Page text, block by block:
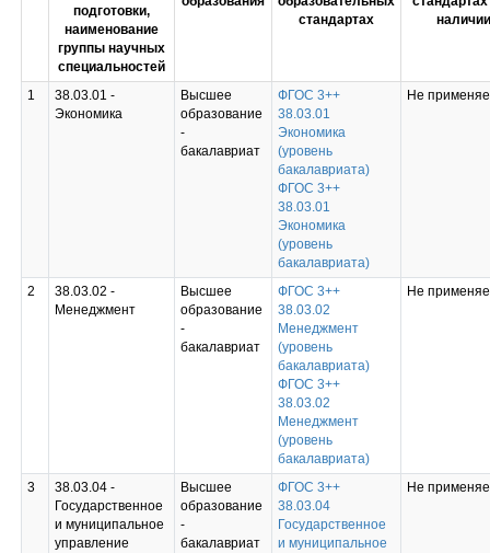
подготовки,
наименование
группы научных
специальностей
стандартах
1
38.03.01 -
Экономика
Высшее
образование
-
бакалавриат
ФГОС 3++
38.03.01
Экономика
(уровень
бакалавриата)
ФГОС 3++
38.03.01
Экономика
(уровень
бакалавриата)
Не
2
38.03.02 -
Менеджмент
Высшее
образование
-
бакалавриат
ФГОС 3++
38.03.02
Менеджмент
(уровень
бакалавриата)
ФГОС 3++
38.03.02
Менеджмент
(уровень
бакалавриата)
Не
3
38.03.04 -
Государственное
и муниципальное
управление
Высшее
образование
-
бакалавриат
ФГОС 3++
38.03.04
Государственное
и муниципальное
Не